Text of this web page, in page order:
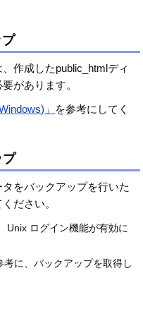
作成したpublic_htmlディ
があります。
」 を参考にしてく
プ
をバックアップを行いた
ださい。
Unix ログイン機能が有効に
考に、バックアップを取得し